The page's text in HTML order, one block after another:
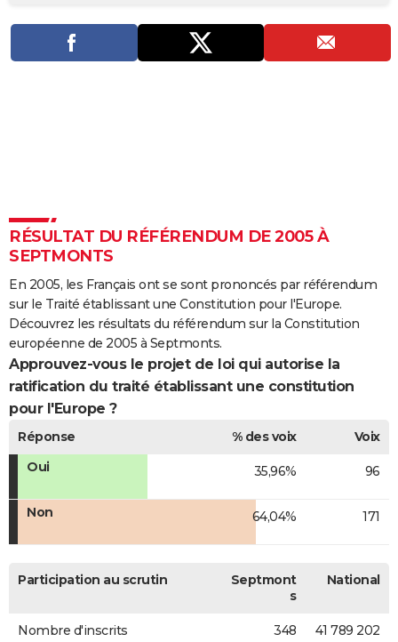
PHOTO
GUIDES D'ACHAT
COPAINS D'AVANT
FORUM
Bricolage
Lifestyle
Culture
Sport
Auto
Television
Voyage
Cinema
RÉSULTAT DU RÉFÉRENDUM DE 2005 À
SEPTMONTS
En 2005, les Français ont se sont prononcés par référendum
sur le Traité établissant une Constitution pour l'Europe.
Découvrez les résultats du référendum sur la Constitution
européenne de 2005 à Septmonts.
Approuvez-vous le projet de loi qui autorise la
ratification du traité établissant une constitution
pour l'Europe ?
Réponse % des voix
Voix
Oui
35,96% 96
Non 64,04% 171
Participation au scrutin
Septmont
s
National
Nombre d'inscrits 348 41 789 202